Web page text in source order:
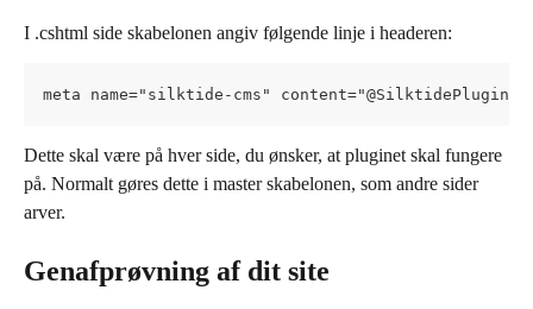
I .cshtml side skabelonen angiv følgende linje i headeren:
meta name="silktide-cms"
Dette skal være på hver side, du ønsker, at pluginet skal fungere
på. Normalt gøres dette i master skabelonen, som andre sider
arver.
Genafprøvning af dit site